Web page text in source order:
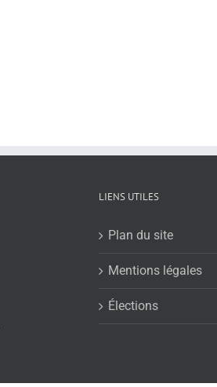
LIENS UTILES
Plan du site
Mentions légales
Élections